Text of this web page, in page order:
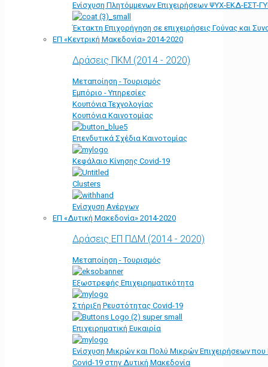
Ενίσχυση Πλητόμμενων Επιχειρήσεων ΨΥΧ-ΕΚΔ-ΕΣΤ-
Έκτακτη Επιχορήγηση σε επιχειρήσεις Γούνας και
ΕΠ «Kεντρική Μακεδονία» 2014-2020
Δράσεις ΠΚΜ (2014 - 2020)
Μεταποίηση - Τουρισμός
Εμπόριο - Υπηρεσίες
Κουπόνια Τεχνολογίας
Κουπόνια Καινοτομίας
Επενδυτικά Σχέδια Καινοτομίας
Κεφάλαιο Κίνησης Covid-19
Clusters
Ενίσχυση Ανέργων
ΕΠ «Δυτική Μακεδονία» 2014-2020
Δράσεις ΕΠ ΠΔΜ (2014 - 2020)
Μεταποίηση - Τουρισμός
Εξωστρεφής Επιχειρηματικότητα
Στήριξη Ρευστότητας Covid-19
Επιχειρηματική Ευκαιρία
Ενίσχυση Μικρών και Πολύ Μικρών Επιχειρήσεων
Covid-19 στην Δυτική Μακεδονία